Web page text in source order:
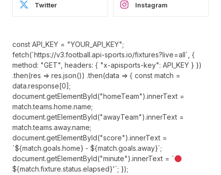
Twitter Instagram
const API_KEY = "YOUR_API_KEY";
fetch(`https://v3.football.api-sports.io/fixtures?live=all`, {
method: "GET", headers: { "x-apisports-key": API_KEY } })
.then(res => res.json()) .then(data => { const match =
data.response[0];
document.getElementById("homeTeam").innerText =
match.teams.home.name;
document.getElementById("awayTeam").innerText =
match.teams.away.name;
document.getElementById("score").innerText =
`${match.goals.home} - ${match.goals.away}`;
document.getElementById("minute").innerText = `
${match.fixture.status.elapsed}'`; });